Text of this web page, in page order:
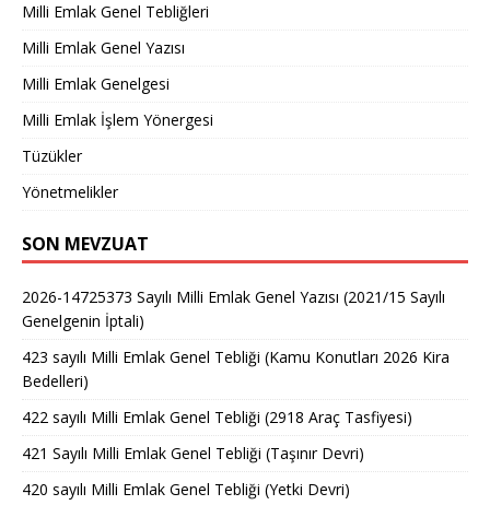
Milli Emlak Genel Tebliğleri
Milli Emlak Genel Yazısı
Milli Emlak Genelgesi
Milli Emlak İşlem Yönergesi
Tüzükler
Yönetmelikler
SON MEVZUAT
2026-14725373 Sayılı Milli Emlak Genel Yazısı (2021/15 Sayılı
Genelgenin İptali)
423 sayılı Milli Emlak Genel Tebliği (Kamu Konutları 2026 Kira
Bedelleri)
422 sayılı Milli Emlak Genel Tebliği (2918 Araç Tasfiyesi)
421 Sayılı Milli Emlak Genel Tebliği (Taşınır Devri)
420 sayılı Milli Emlak Genel Tebliği (Yetki Devri)